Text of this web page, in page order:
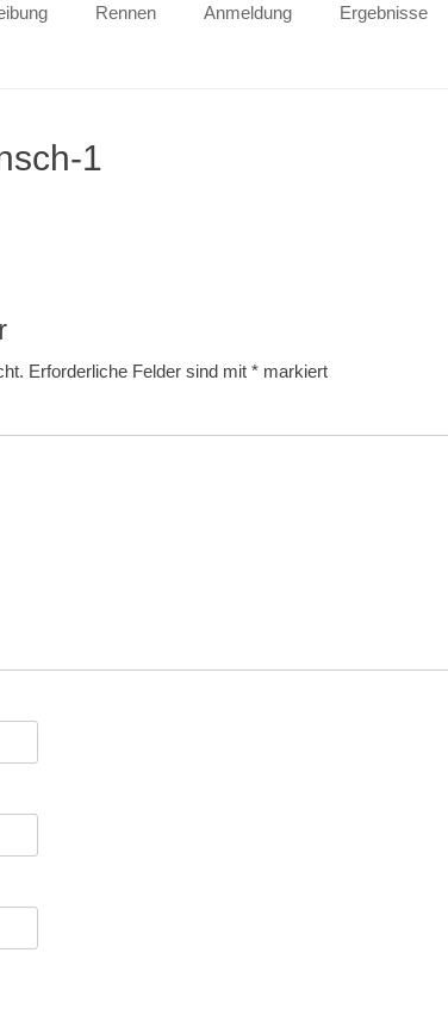
Rennen Anmeldung Ergebnisse
1
Erforderliche Felder sind mit * markiert